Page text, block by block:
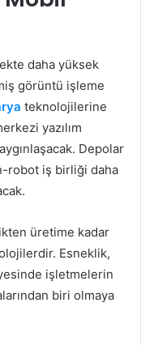
daha yüksek
görüntü işleme
teknolojilerine
yazılım
Depolar
robot iş birliği daha
üretime kadar
Esneklik,
işletmelerin
biri olmaya